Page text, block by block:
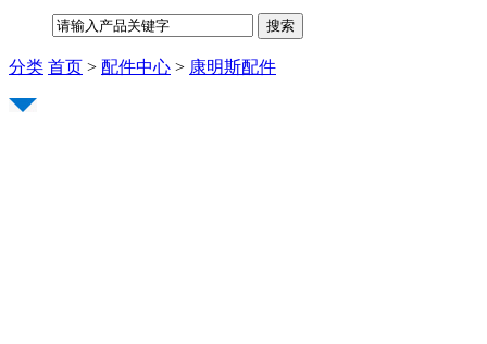
分类 首页 > 配件中心 > 康明斯配件